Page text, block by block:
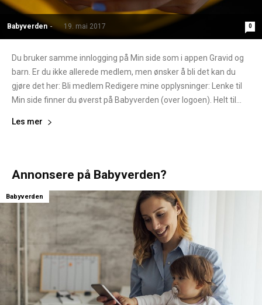
Babyverden - 19. mai 2017 0
Du bruker samme innlogging på Min side som i appen Gravid og
barn. Er du ikke allerede medlem, men ønsker å bli det kan du
gjøre det her: Bli medlem Redigere mine opplysninger: Lenke til
Min side finner du øverst på Babyverden (over logoen). Helt til...
Les mer
Annonsere på Babyverden?
Babyverden